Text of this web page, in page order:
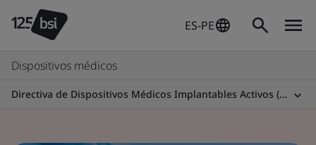
ES-PE
Dispositivos médicos
Directiva de Dispositivos Médicos Implantables Activos (AIMDD)